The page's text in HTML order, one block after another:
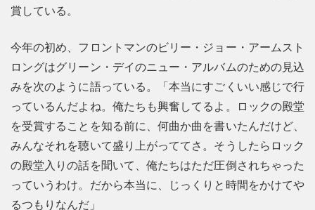
賞している。
今年の初め、フロントマンのビリー・ジョー・アームスト
ロングはグリーン・デイのニュー・アルバムのための見込
みを次のように語っている。「本当にすごくいい感じで行
っているんだよね。俺たちも興奮してるよ。ロックの殿堂
を受賞することを知る前に、何曲か曲を書いたんだけど、
みんなそれを聴いて盛り上がっててさ。そうしたらロック
の殿堂入りの話を聞いて、俺たちはただ圧倒されちゃった
っていうわけ。だから本当に、じっくりと時間をかけてや
るつもりなんだ」